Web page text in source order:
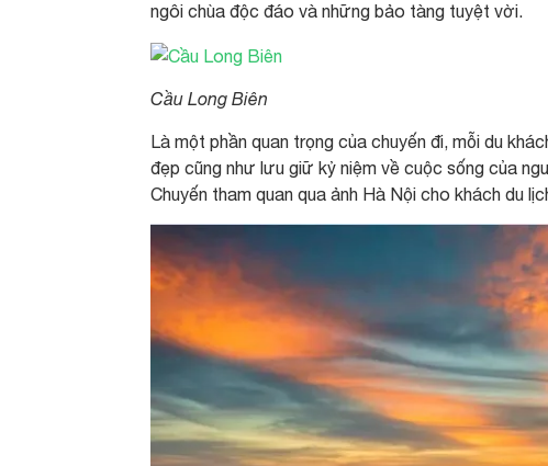
ngôi chùa độc đáo và những bảo tàng tuyệt vời.
Cầu Long Biên
Là một phần quan trọng của chuyến đi, mỗi du
đẹp cũng như lưu giữ kỷ niệm về cuộc sống của
Chuyến tham quan qua ảnh Hà Nội cho khách du